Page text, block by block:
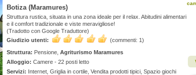
Botiza (Maramures)
Struttura rustica, situata in una zona ideale per il relax. Abitudini alimentari
e il comfort tradizionale e viste meravigliose!
(Tradotto con Google Traduttore)
Giudizio utenti:
(commenti: 1)
Struttura: Pensione, Agriturismo Maramures
Alloggio: Camere - 22 posti letto
Servizi: Internet, Griglia in cortile, Vendita prodotti tipici, Spazio giochi